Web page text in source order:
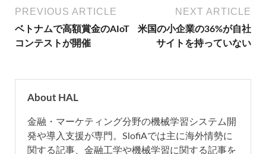
e
b
o
k
t
t
i
l
PREVIOUS ARTICLE
ベトナムで高額賞金のAIoT
コンテストが開催
NEXT ARTICLE
米国の小企業の36%が自社
サイトを持っていない
About HAL
金融・マーケティング分野の機械学習システム開
発や導入支援が専門。SlofiAでは主に海外情勢に
関する記事、金融工学や機械学習に関する記事を